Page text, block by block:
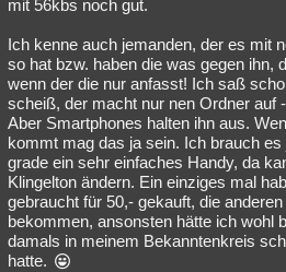
mit 56kbs noch gut.
Ich kenne auch jemanden, der es mit
so hat bzw. haben die was gegen ihn,
wenn der die nur anfasst! Ich saß
scheiß, der macht nur nen Ordner auf
Aber Smartphones halten ihn aus.
kommt mag das ja sein. Ich brauch
grade ein sehr einfaches Handy, da
Klingelton ändern. Ein einziges mal
gebraucht für 50,- gekauft, die
bekommen, ansonsten hätte ich wohl
damals in meinem Bekanntenkreis
hatte.